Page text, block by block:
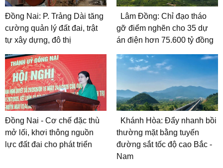
Đồng Nai: P. Trảng Dài tăng
cường quản lý đất đai, trật
tự xây dựng, đô thị
Lâm Đồng: Chỉ đạo tháo
gỡ điểm nghẽn cho 35 dự
án điện hơn 75.600 tỷ đồng
Đồng Nai - Cơ chế đặc thù
mở lối, khơi thông nguồn
lực đất đai cho phát triển
Khánh Hòa: Đẩy nhanh bồi
thường mặt bằng tuyến
đường sắt tốc độ cao Bắc -
Nam